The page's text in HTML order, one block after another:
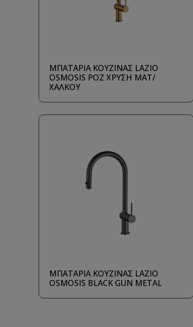
ΜΠΑΤΑΡΙΑ ΚΟΥΖΙΝΑΣ LAZIO
OSMOSIS ΡΟΖ ΧΡΥΣΗ ΜΑΤ/
ΧΑΛΚΟΥ
ΜΠΑΤΑΡΙΑ ΚΟΥΖΙΝΑΣ LAZIO
OSMOSIS BLACK GUN METAL